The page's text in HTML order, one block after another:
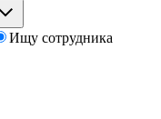
Ищу сотрудника